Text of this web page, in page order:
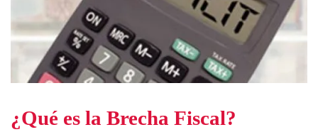
¿Qué es la Brecha Fiscal?